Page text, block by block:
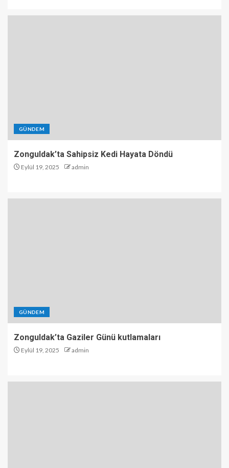
GÜNDEM
Zonguldak’ta Sahipsiz Kedi Hayata Döndü
Eylül 19, 2025 admin
GÜNDEM
Zonguldak’ta Gaziler Günü kutlamaları
Eylül 19, 2025 admin